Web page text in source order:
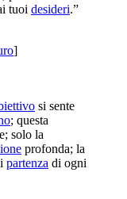
tuoi desideri.”
]
si sente
; questa
solo la
profonda; la
partenza di ogni